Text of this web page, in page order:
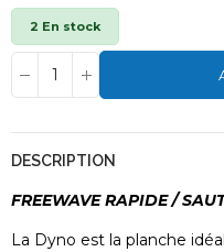
2 En stock
DESCRIPTION
FREEWAVE RAPIDE /
La Dyno est la planche